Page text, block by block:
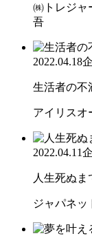
㈱トレジ
吾
2022.04.18
生活者の不
アイリス
2022.04.11
人生死ぬ
ジャパネ